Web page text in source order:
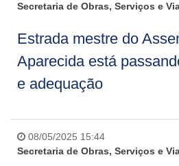
Secretaria de Obras, Serviços e
Estrada mestre do
Aparecida está
e adequação
08/05/2025 15:44
Secretaria de Obras, Serviços e